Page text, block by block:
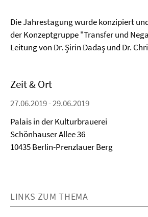
Die Jahrestagung wurde konzipiert
der Konzeptgruppe "Transfer und
Leitung von Dr. Şirin Dadaş und Dr.
Zeit & Ort
27.06.2019 - 29.06.2019
Palais in der Kulturbrauerei
Schönhauser Allee 36
10435 Berlin-Prenzlauer Berg
LINKS ZUM THEMA